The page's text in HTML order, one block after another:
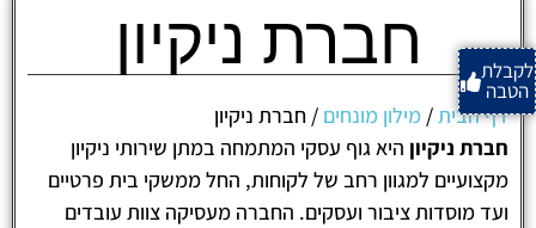
לקבלת
הטבה
חברת ניקיון
דף הבית/ מילון מונחים / חברת ניקיון
חברת ניקיון היא גוף עסקי המתמחה במתן שירותי ניקיון
מקצועיים למגוון רחב של לקוחות, החל ממשקי בית פרטיים
ועד מוסדות ציבור ועסקים. החברה מעסיקה צוות עובדים